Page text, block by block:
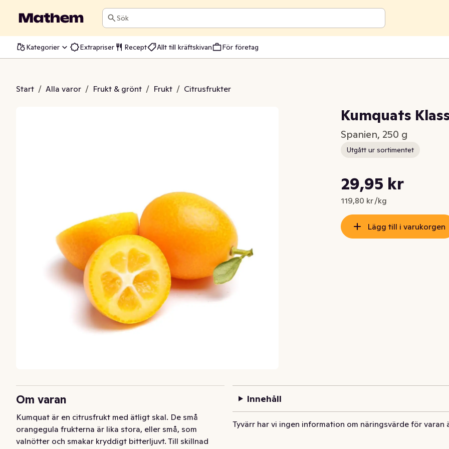
Sök
Kategorier Extrapriser Recept Allt till kräftskivan För företag
Start / Alla varor / Frukt & grönt / Frukt / Citrusfrukter
Klass1
Kumquats
Spanien, 250 g
Utgått ur sortimentet
Nuvarande pris är: 29,95 kr
29,95 kr
119,80 kr /kg
Styckpris: 119,80 kr /kg
Lägg till i varukorgen
Om varan
Kumquat är en citrusfrukt med ätligt skal. De små
orangegula frukterna är lika stora, eller små, som
valnötter och smakar kryddigt bitterljuvt. Till skillnad
Innehåll
Tyvärr har vi ingen information om näringsvärde för varan